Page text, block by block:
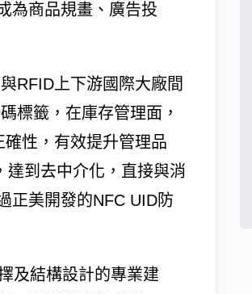
為商品規畫、廣告投
RFID上下游國際大廠間
標籤，在庫存管理面，
性，有效提升管理品
達到去中介化，直接與消
正美開發的NFC UID防
及結構設計的專業建